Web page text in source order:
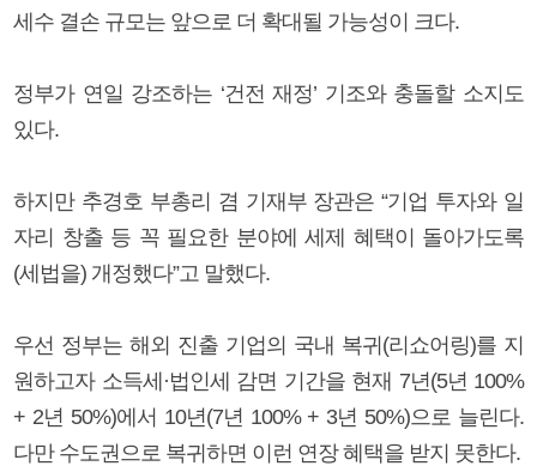
세수 결손 규모는 앞으로 더 확대될 가능성이 크다.
정부가 연일 강조하는 ‘건전 재정’ 기조와 충돌할 소지도
있다.
하지만 추경호 부총리 겸 기재부 장관은 “기업 투자와 일
자리 창출 등 꼭 필요한 분야에 세제 혜택이 돌아가도록
(세법을) 개정했다”고 말했다.
우선 정부는 해외 진출 기업의 국내 복귀(리쇼어링)를 지
원하고자 소득세·법인세 감면 기간을 현재 7년(5년 100%
+ 2년 50%)에서 10년(7년 100% + 3년 50%)으로 늘린다.
다만 수도권으로 복귀하면 이런 연장 혜택을 받지 못한다.